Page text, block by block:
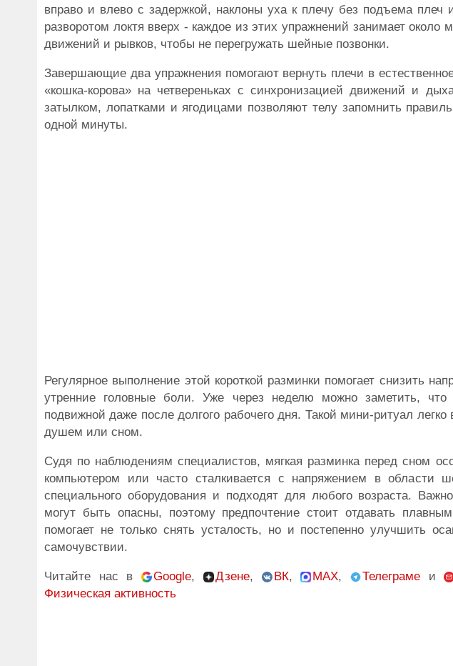
вправо и влево с задержкой, наклоны уха к плечу без подъема плеч
разворотом локтя вверх - каждое из этих упражнений занимает
движений и рывков, чтобы не перегружать шейные позвонки.
Завершающие два упражнения помогают вернуть плечи в
«кошка-корова» на четвереньках с синхронизацией движений и
затылком, лопатками и ягодицами позволяют телу запомнить
одной минуты.
Регулярное выполнение этой короткой разминки помогает снизить
утренние головные боли. Уже через неделю можно заметить,
подвижной даже после долгого рабочего дня. Такой мини-ритуал
душем или сном.
Судя по наблюдениям специалистов, мягкая разминка перед сном
компьютером или часто сталкивается с напряжением в области
специального оборудования и подходят для любого возраста.
могут быть опасны, поэтому предпочтение стоит отдавать
помогает не только снять усталость, но и постепенно улучшить
самочувствии.
Читайте нас в Google, Дзене, ВК, MAX, Телеграме и
Физическая активность